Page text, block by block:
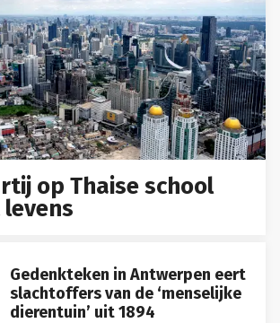
op Thaise school
Gedenkteken in Antwerpen eert
slachtoffers van de ‘menselijke
dierentuin’ uit 1894